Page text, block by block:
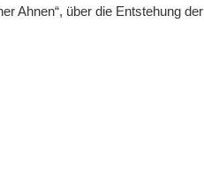
Ahnen“, über die Entstehung der